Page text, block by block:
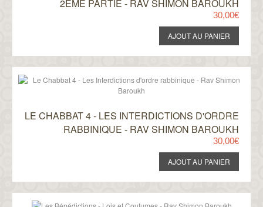
2ÈME PARTIE - RAV SHIMON BAROUKH
30,00€
LE CHABBAT 4 - LES INTERDICTIONS D'ORDRE
RABBINIQUE - RAV SHIMON BAROUKH
30,00€